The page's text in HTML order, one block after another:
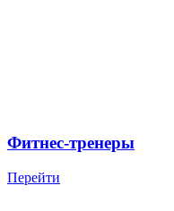
Фитнес-тренеры
Перейти